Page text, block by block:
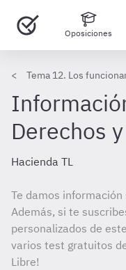
Oposiciones
Tema 12. Los
Derechos
Hacienda TL
Te damos información
Además, si te
personalizados de
varios test gratuitos
Libre!